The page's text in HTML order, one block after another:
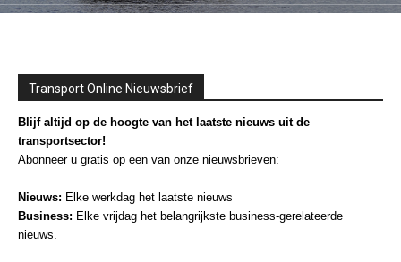
Transport Online Nieuwsbrief
Blijf altijd op de hoogte van het laatste nieuws uit de
transportsector!
Abonneer u gratis op een van onze nieuwsbrieven:
Nieuws: Elke werkdag het laatste nieuws
Business: Elke vrijdag het belangrijkste business-gerelateerde
nieuws.